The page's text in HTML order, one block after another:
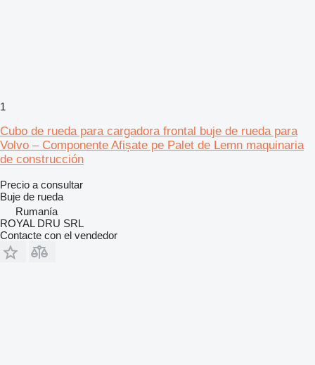
1
Cubo de rueda para cargadora frontal buje de rueda para
Volvo – Componente Afișate pe Palet de Lemn maquinaria
de construcción
Precio a consultar
Buje de rueda
Rumanía
ROYAL DRU SRL
Contacte con el vendedor